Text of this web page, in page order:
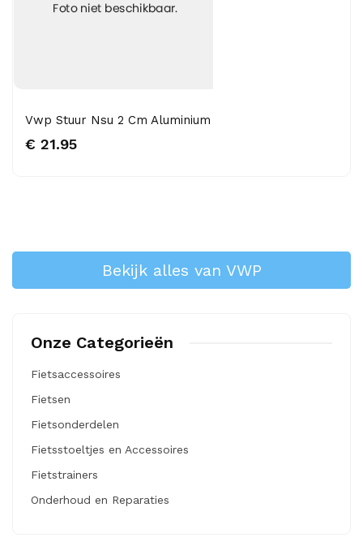
Vwp Stuur Nsu 2 Cm Aluminium
€ 21.95
Bekijk alles van VWP
Onze Categorieën
Fietsaccessoires
Fietsen
Fietsonderdelen
Fietsstoeltjes en Accessoires
Fietstrainers
Onderhoud en Reparaties